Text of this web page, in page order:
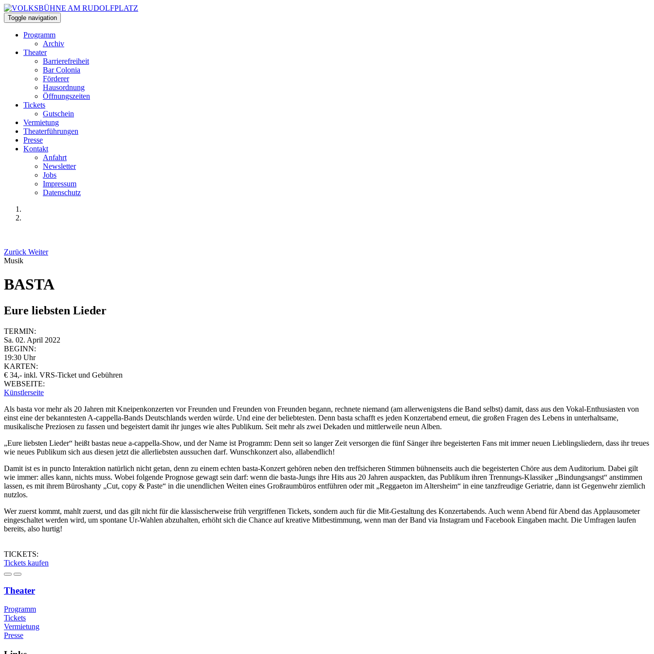
Toggle navigation
Programm
Archiv
Theater
Barrierefreiheit
Bar Colonia
Förderer
Hausordnung
Öffnungszeiten
Tickets
Gutschein
Vermietung
Theaterführungen
Presse
Kontakt
Anfahrt
Newsletter
Jobs
Impressum
Datenschutz
Zurück Weiter
Musik
BASTA
Eure liebsten Lieder
TERMIN:
Sa. 02. April 2022
BEGINN:
19:30 Uhr
KARTEN:
€ 34,- inkl. VRS-Ticket und Gebühren
WEBSEITE:
Künstlerseite
Als basta vor mehr als 20 Jahren mit Kneipenkonzerten vor Freunden und Freunden von Freunden begann, rechnete niemand (am allerwenigstens die Band selbst) damit, dass aus den Vokal-Enthusiasten von
einst eine der bekanntesten A-cappella-Bands Deutschlands werden würde. Und eine der beliebtesten. Denn basta schafft es jeden Konzertabend erneut, die großen Fragen des Lebens in unterhaltsame,
musikalische Preziosen zu fassen und begeistert damit ihr junges wie altes Publikum. Seit mehr als zwei Dekaden und mittlerweile neun Alben.
„Eure liebsten Lieder“ heißt bastas neue a-cappella-Show, und der Name ist Programm: Denn seit so langer Zeit versorgen die fünf Sänger ihre begeisterten Fans mit immer neuen Lieblingsliedern, dass ihr treues
wie neues Publikum sich aus diesen jetzt die allerliebsten aussuchen darf. Wunschkonzert also, allabendlich!
Damit ist es in puncto Interaktion natürlich nicht getan, denn zu einem echten basta-Konzert gehören neben den treffsicheren Stimmen bühnenseits auch die begeisterten Chöre aus dem Auditorium. Dabei gilt
wie immer: alles kann, nichts muss. Wobei folgende Prognose gewagt sein darf: wenn die basta-Jungs ihre Hits aus 20 Jahren auspackten, das Publikum ihren Trennungs-Klassiker „Bindungsangst“ anstimmen
lassen, es mit ihrem Büroshanty „Cut, copy & Paste“ in die unendlichen Weiten eines Großraumbüros entführen oder mit „Reggaeton im Altersheim“ in eine tanzfreudige Geriatrie, dann ist Gegenwehr ziemlich
nutzlos.
Wer zuerst kommt, mahlt zuerst, und das gilt nicht für die klassischerweise früh vergriffenen Tickets, sondern auch für die Mit-Gestaltung des Konzertabends. Auch wenn Abend für Abend das Applausometer
eingeschaltet werden wird, um spontane Ur-Wahlen abzuhalten, erhöht sich die Chance auf kreative Mitbestimmung, wenn man der Band via Instagram und Facebook Eingaben macht. Die Umfragen laufen
bereits, also hurtig!
TICKETS:
Tickets kaufen
Theater
Programm
Tickets
Vermietung
Presse